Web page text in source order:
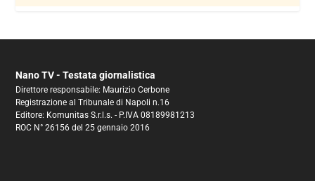
Nano TV - Testata giornalistica
Direttore responsabile: Maurizio Cerbone
Registrazione al Tribunale di Napoli n.16
Editore: Komunitas S.r.l.s. - P.IVA 08189981213
ROC N° 26156 del 25 gennaio 2016